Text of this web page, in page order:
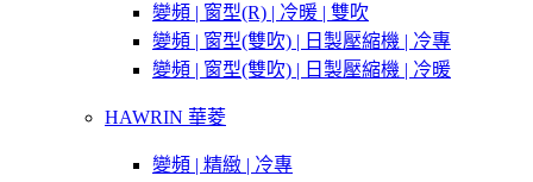
變頻 | 窗型(R) | 冷暖 | 雙吹
變頻 | 窗型(雙吹) | 日製壓縮機 | 冷專
變頻 | 窗型(雙吹) | 日製壓縮機 | 冷暖
HAWRIN 華菱
變頻 | 精緻 | 冷專